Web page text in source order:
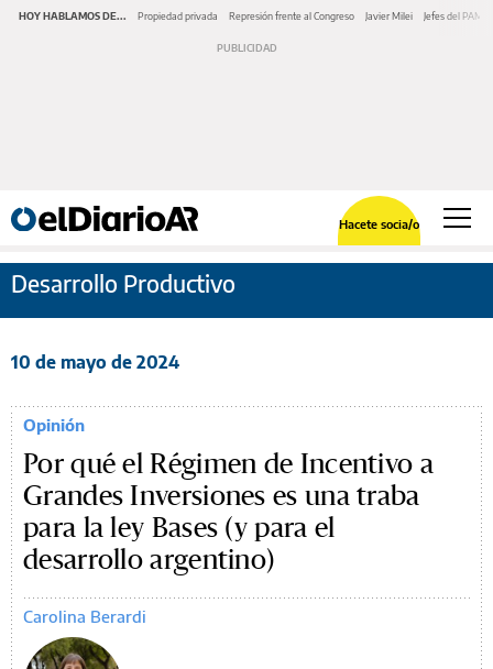
HOY HABLAMOS DE... Propiedad privada Represión frente al Congreso Javier Milei Jefes del PAMI
Hacete socia/o
Desarrollo Productivo
10 de mayo de 2024
Opinión
Por qué el Régimen de Incentivo a
Grandes Inversiones es una traba
para la ley Bases (y para el
desarrollo argentino)
Carolina Berardi